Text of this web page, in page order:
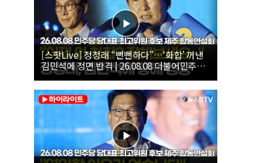
[스팟Live] 정청래 “뻔뻔하다”…‘화합’ 꺼낸
김민석에 정면 반격 | 26.08.08 더불어민주당
당대표·최고위원 후보 제주 합동연설회